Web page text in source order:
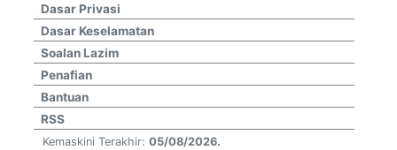
Dasar Privasi
Dasar Keselamatan
Soalan Lazim
Penafian
Bantuan
RSS
Kemaskini Terakhir: 05/08/2026.